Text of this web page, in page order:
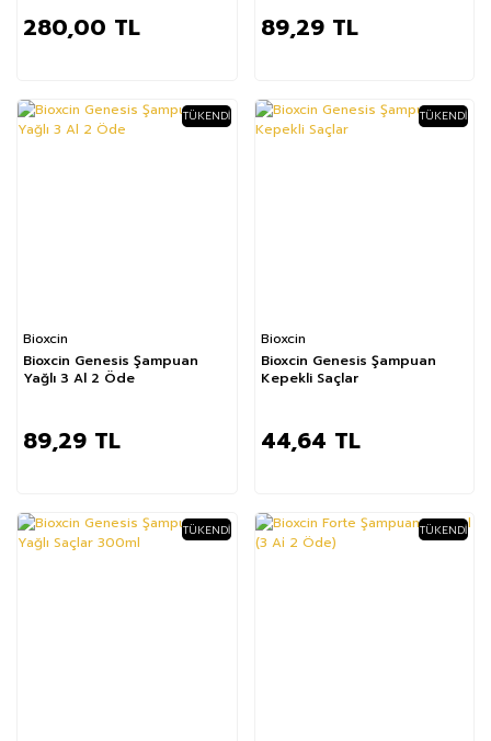
280,00 TL 89,29 TL
TÜKENDI
Bioxcin
Bioxcin Genesis Şampuan
Yağlı 3 Al 2 Öde
89,29 TL
TÜKENDI
Bioxcin
Bioxcin Genesis Şampuan
Kepekli Saçlar
44,64 TL
TÜKENDI %16 TÜKENDI